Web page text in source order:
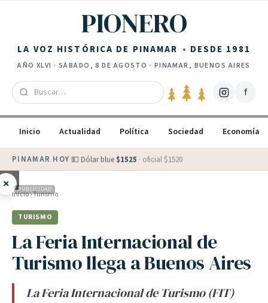
PIONERO
LA VOZ HISTÓRICA DE PINAMAR DESDE 1981
AÑO XLVI · SÁBADO, 8 DE AGOSTO · PINAMAR, BUENOS AIRES
f
Inicio Actualidad Política Sociedad Economía
PINAMAR HOY·💵 Dólar blue $1525 · oficial $1520
× PUBLICIDAD
Inicio›Turismo
TURISMO
La Feria Internacional de
Turismo llega a Buenos Aires
La Feria Internacional de Turismo (FIT)